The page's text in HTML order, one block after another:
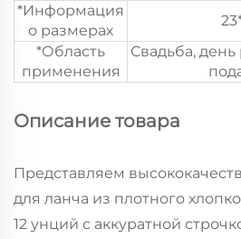
*Информация
о размерах
*Область
применения
Свадьба,
Описание товара
Представляем
для ланча из плотного
12 унций с аккуратной